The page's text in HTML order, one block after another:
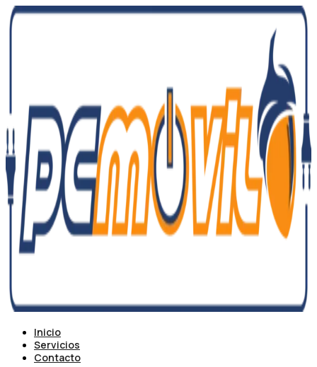
Ir
al
Inicio
Servicios
Contacto